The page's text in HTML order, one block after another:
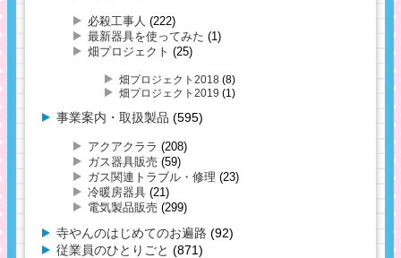
必殺工事人 (222)
最新器具を使ってみた (1)
畑プロジェクト (25)
畑プロジェクト2018 (8)
畑プロジェクト2019 (1)
事業案内・取扱製品 (595)
アクアクララ (208)
ガス器具販売 (59)
ガス関連トラブル・修理 (23)
冷暖房器具 (21)
電気製品販売 (299)
寺やんのはじめてのお遍路 (92)
従業員のひとりごと (871)